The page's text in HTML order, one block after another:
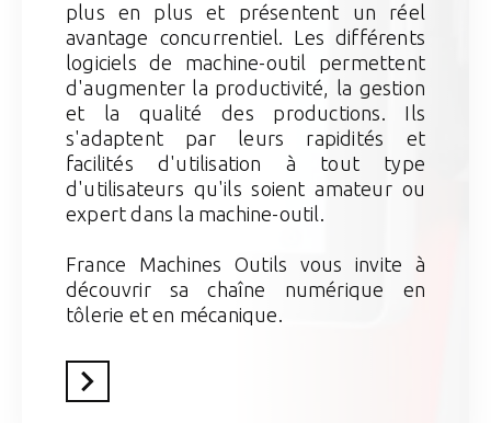
plus en plus et présentent un réel
avantage concurrentiel. Les différents
logiciels de machine-outil permettent
d'augmenter la productivité, la gestion
et la qualité des productions. Ils
s'adaptent par leurs rapidités et
facilités d'utilisation à tout type
d'utilisateurs qu'ils soient amateur ou
expert dans la machine-outil.
France Machines Outils vous invite à
découvrir sa chaîne numérique en
tôlerie et en mécanique.
En savoir plus